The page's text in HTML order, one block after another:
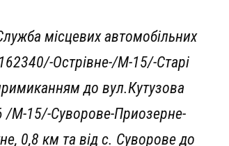
місцевих автомобільних
Острівне-/М-15/-Старі
до вул.Кутузова
/М-15/-Суворове-Приозерне-
0,8 км та від с. Суворове до